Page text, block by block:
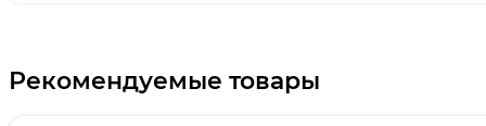
Рекомендуемые товары